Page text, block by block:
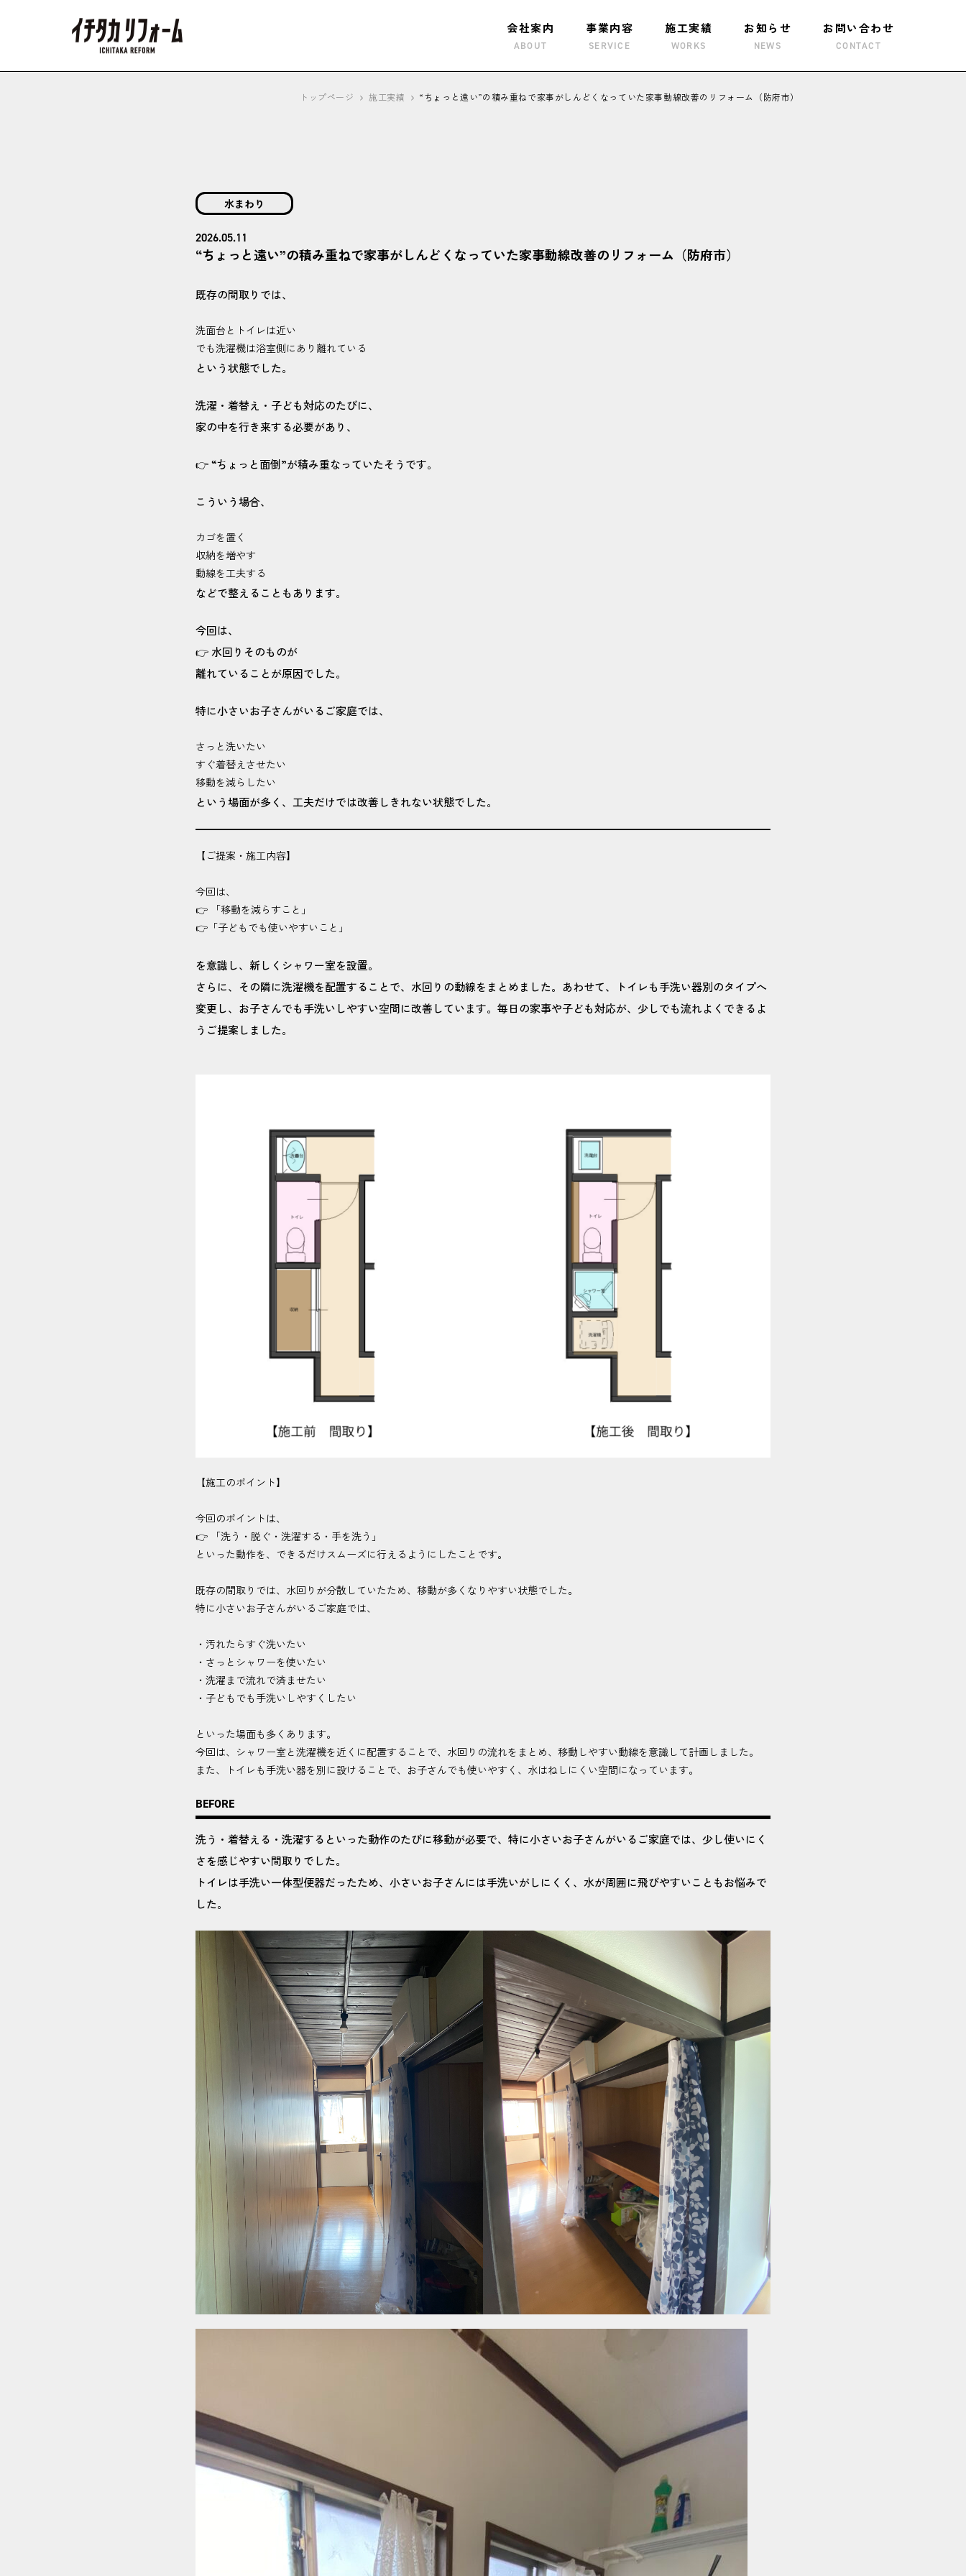
会社案内
ABOUT
事業内容
SERVICE
施工実績
WORKS
お知らせ
NEWS
お問い合わせ
CONTACT
トップページ 施工実績 “ちょっと遠い”の積み重ねで家事がしんどくなっていた家事動線改善のリフォーム（防府市）
水まわり
2026.05.11
“ちょっと遠い”の積み重ねで家事がしんどくなっていた家事動線改善のリフォーム（防府市）
既存の間取りでは、
洗面台とトイレは近い
でも洗濯機は浴室側にあり離れている
という状態でした。
洗濯・着替え・子ども対応のたびに、
家の中を行き来する必要があり、
👉 “ちょっと面倒”が積み重なっていたそうです。
こういう場合、
カゴを置く
収納を増やす
動線を工夫する
などで整えることもあります。
今回は、
👉 水回りそのものが
離れていることが原因でした。
特に小さいお子さんがいるご家庭では、
さっと洗いたい
すぐ着替えさせたい
移動を減らしたい
という場面が多く、工夫だけでは改善しきれない状態でした。
【ご提案・施工内容】
今回は、
👉 「移動を減らすこと」
👉「子どもでも使いやすいこと」
を意識し、新しくシャワー室を設置。
さらに、その隣に洗濯機を配置することで、水回りの動線をまとめました。あわせて、トイレも手洗い器別のタイプへ
変更し、お子さんでも手洗いしやすい空間に改善しています。毎日の家事や子ども対応が、少しでも流れよくできるよ
うご提案しました。
【施工のポイント】
今回のポイントは、
👉 「洗う・脱ぐ・洗濯する・手を洗う」
といった動作を、できるだけスムーズに行えるようにしたことです。
既存の間取りでは、水回りが分散していたため、移動が多くなりやすい状態でした。
特に小さいお子さんがいるご家庭では、
・汚れたらすぐ洗いたい
・さっとシャワーを使いたい
・洗濯まで流れで済ませたい
・子どもでも手洗いしやすくしたい
といった場面も多くあります。
今回は、シャワー室と洗濯機を近くに配置することで、水回りの流れをまとめ、移動しやすい動線を意識して計画しました。
また、トイレも手洗い器を別に設けることで、お子さんでも使いやすく、水はねしにくい空間になっています。
BEFORE
洗う・着替える・洗濯するといった動作のたびに移動が必要で、特に小さいお子さんがいるご家庭では、少し使いにく
さを感じやすい間取りでした。
トイレは手洗い一体型便器だったため、小さいお子さんには手洗いがしにくく、水が周囲に飛びやすいこともお悩みで
した。